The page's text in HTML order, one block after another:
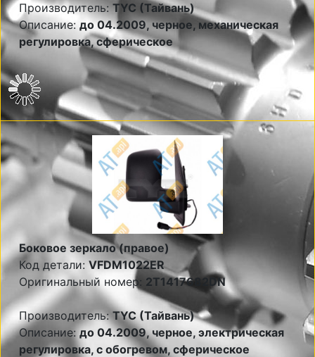
Производитель:TYC (Тайвань)
Описание: до 04.2009, черное, механическая
регулировка, сферическое
Боковое зеркало (правое)
Код детали: VFDM1022ER
Оригинальный номер: 2T1417682DN
Производитель:TYC (Тайвань)
Описание: до 04.2009, черное, электрическая
регулировка, с обогревом, сферическое